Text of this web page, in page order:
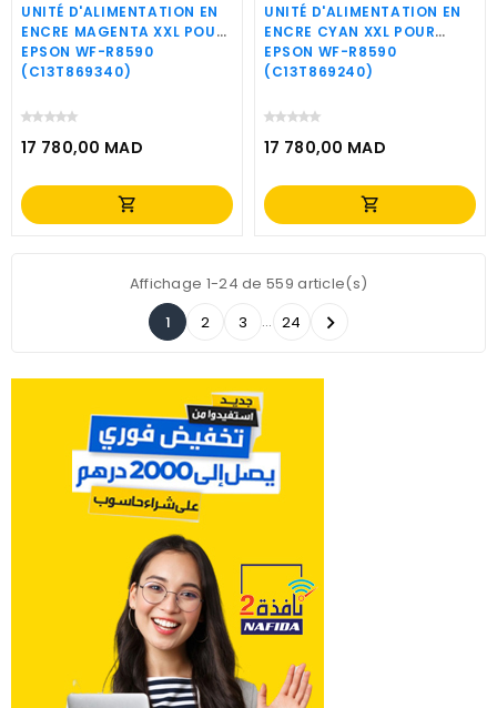
UNITÉ D'ALIMENTATION EN
ENCRE MAGENTA XXL POUR
EPSON WF-R8590
(C13T869340)
17 780,00 MAD
Prix
shopping_cart
UNITÉ D'ALIMENTATION EN
ENCRE CYAN XXL POUR
EPSON WF-R8590
(C13T869240)
17 780,00 MAD
Prix
shopping_cart
Affichage 1-24 de 559 article(s)
1
2 3 … 24 